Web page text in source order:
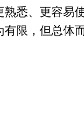
悉、更容易
限，但总体